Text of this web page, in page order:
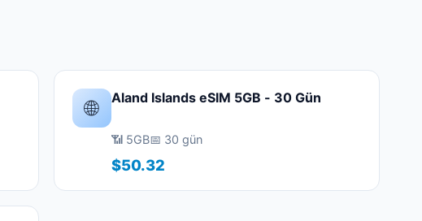
🌐 Aland Islands eSIM 5GB - 30 Gün
📶 5GB📅 30 gün
$50.32